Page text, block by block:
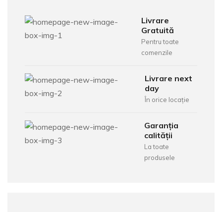
Livrare
Gratuită
Pentru toate
comenzile
Livrare next
day
În orice locație
Garanția
calității
La toate
produsele